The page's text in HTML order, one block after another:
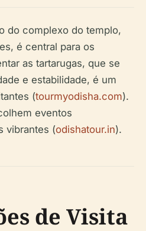
do complexo do templo,
é central para os
as tartarugas, que se
e estabilidade, é um
(tourmyodisha.com).
eventos
vibrantes (odishatour.in).
de Visita